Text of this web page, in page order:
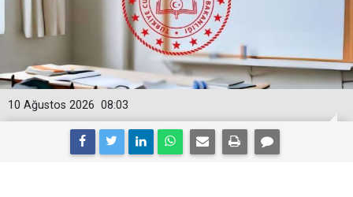
08:03
10 Ağustos 2026